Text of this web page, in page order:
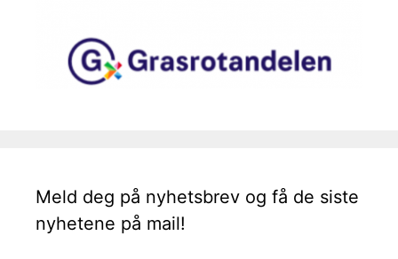
Meld deg på nyhetsbrev og få de siste
nyhetene på mail!